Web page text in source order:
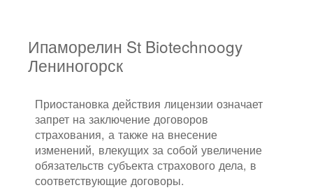
Ипаморелин St Biotechnoogy
Лениногорск
Приостановка действия лицензии означает
запрет на заключение договоров
страхования, а также на внесение
изменений, влекущих за собой увеличение
обязательств субъекта страхового дела, в
соответствующие договоры.